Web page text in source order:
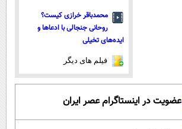
محمدباقر خرازی کیست؟
روحانی جنجالی با ادعاها و
ایده‌های تخیلی
فیلم های دیگر
عضویت در اینستاگرام عصر ایران